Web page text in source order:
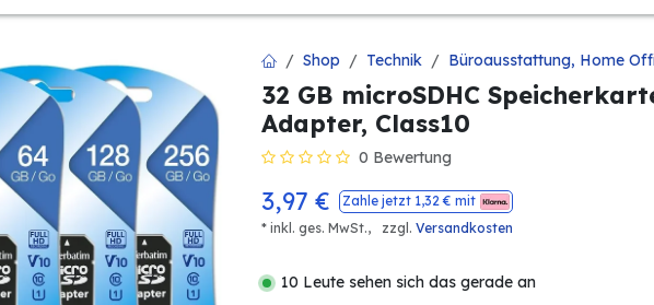
Shop Technik Büroausstattung, Home
32 GB microSDHC
Adapter, Class10
0 Bewertung
3,97 € Zahle jetzt 1,32€ mit
* inkl. ges. MwSt.,
zzgl. Versandkosten
10 Leute sehen sich das gerade an